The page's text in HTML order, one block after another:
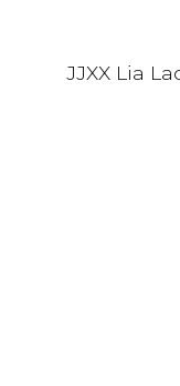
JJXX Lia